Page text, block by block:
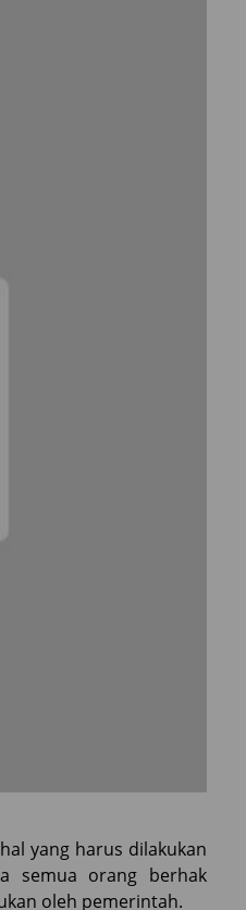
yang harus dilakukan
semua orang berhak
oleh pemerintah.